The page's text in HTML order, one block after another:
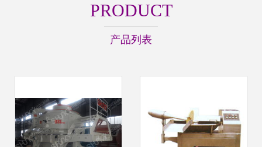
PRODUCT
产品列表